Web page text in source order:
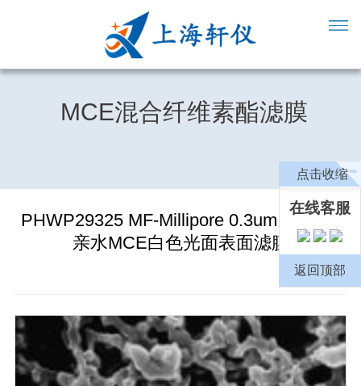
MCE混合纤维素酯滤膜
PHWP29325 MF-Millipore 0.3um,293mm
亲水MCE白色光面表面滤膜
点击收缩
在线客服
返回顶部